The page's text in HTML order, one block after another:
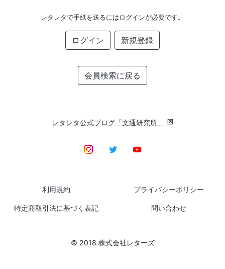
レタレタで手紙を送るにはログインが必要です。
ログイン 新規登録
会員検索に戻る
レタレタ公式ブログ「文通研究所」
利用規約 プライバシーポリシー
特定商取引法に基づく表記 問い合わせ
© 2018 株式会社レターズ